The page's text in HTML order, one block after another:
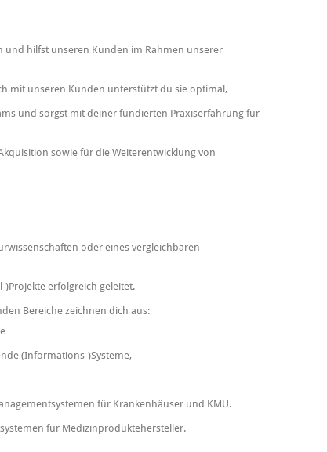
und hilfst unseren Kunden im Rahmen unserer
mit unseren Kunden unterstützt du sie optimal,
und sorgst mit deiner fundierten Praxiserfahrung für
sowie für die Weiterentwicklung von
oder eines vergleichbaren
erfolgreich geleitet.
Bereiche zeichnen dich aus:
(Informations-)Systeme,
für Krankenhäuser und KMU.
für Medizinproduktehersteller.